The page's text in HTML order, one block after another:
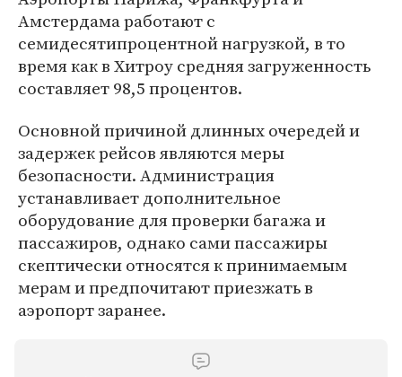
Амстердама работают с
семидесятипроцентной нагрузкой, в то
время как в Хитроу средняя загруженность
составляет 98,5 процентов.
Основной причиной длинных очередей и
задержек рейсов являются меры
безопасности. Администрация
устанавливает дополнительное
оборудование для проверки багажа и
пассажиров, однако сами пассажиры
скептически относятся к принимаемым
мерам и предпочитают приезжать в
аэропорт заранее.